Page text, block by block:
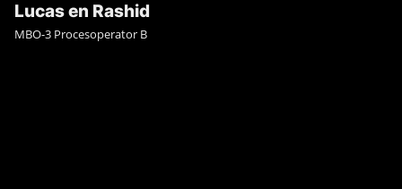
Lucas en Rashid
MBO-3 Procesoperator B